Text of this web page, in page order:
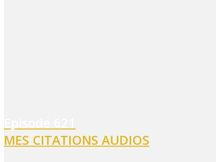
MES CITATIONS AUDIOS